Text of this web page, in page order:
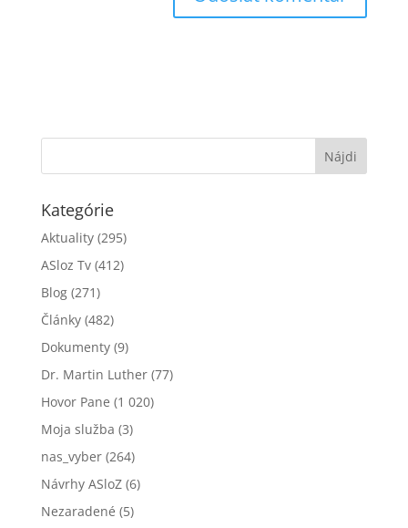
Kategórie
Aktuality(295)
ASloz Tv(412)
Blog(271)
Články(482)
Dokumenty(9)
Dr. Martin Luther(77)
Hovor Pane (1 020)
Moja služba (3)
nas_vyber(264)
Návrhy ASloZ(6)
Nezaradené (5)